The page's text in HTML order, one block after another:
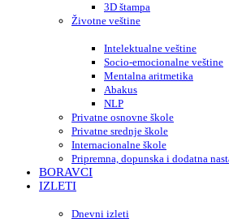
3D štampa
Životne veštine
Intelektualne veštine
Socio-emocionalne veštine
Mentalna aritmetika
Abakus
NLP
Privatne osnovne škole
Privatne srednje škole
Internacionalne škole
Pripremna, dopunska i dodatna
BORAVCI
IZLETI
Dnevni izleti